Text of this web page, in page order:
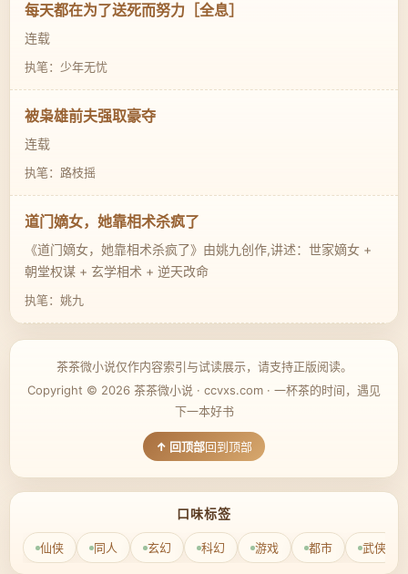
每天都在为了送死而努力［全息］
连载
执笔：少年无忧
被枭雄前夫强取豪夺
连载
执笔：路枝摇
道门嫡女，她靠相术杀疯了
《道门嫡女，她靠相术杀疯了》由姚九创作,讲述：世家嫡女 +
朝堂权谋 + 玄学相术 + 逆天改命
执笔：姚九
茶茶微小说仅作内容索引与试读展示，请支持正版阅读。
Copyright © 2026 茶茶微小说 · ccvxs.com · 一杯茶的时间，遇见
下一本好书
回到顶部
口味标签
仙侠 同人 玄幻 科幻 游戏 都市 武侠